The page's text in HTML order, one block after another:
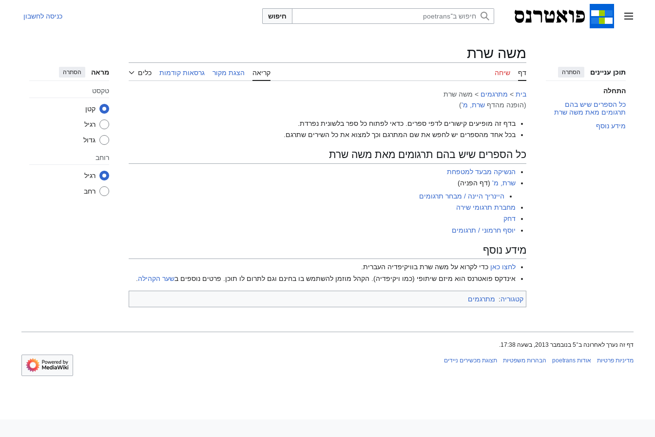
תפריט ראשי חיפוש כניסה לחשבון
תוכן עניינים הסתרה
התחלה
כל הספרים שיש בהם
תרגומים מאת משה שרת
מידע נוסף
משה שרת
דף שיחה קריאה הצגת מקור גרסאות קודמות כלים מראה הסתרה
טקסט
קטן
רגיל
גדול
רוחב
רגיל
רחב
בית > מתרגמים > משה שרת
(הופנה מהדף שרת, מ')
בדף זה מופיעים קישורים לדפי ספרים. כדאי לפתוח כל ספר בלשונית נפרדת.
בכל אחד מהספרים יש לחפש את שם המתרגם וכך למצוא את כל השירים שתרגם.
כל הספרים שיש בהם תרגומים מאת משה שרת
הנשיקה מבעד למטפחת
שרת, מ' (דף הפניה)
היינריך היינה / מבחר תרגומים
מחברת תרגומי שירה
דחק
יוסף חרמוני / תרגומים
מידע נוסף
לחצו כאן כדי לקרוא על משה שרת בוויקיפדיה העברית.
אינדקס פואטרנס הוא מיזם שיתופי (כמו ויקיפדיה). הקהל מוזמן להשתמש בו בחינם וגם לתרום לו תוכן. פרטים נוספים בשער הקהילה
קטגוריה: מתרגמים
דף זה נערך לאחרונה ב־5 בנובמבר 2013, בשעה 17:38.
מדיניות פרטיות אודות poetrans הבהרות משפטיות תצוגת מכשירים ניידים